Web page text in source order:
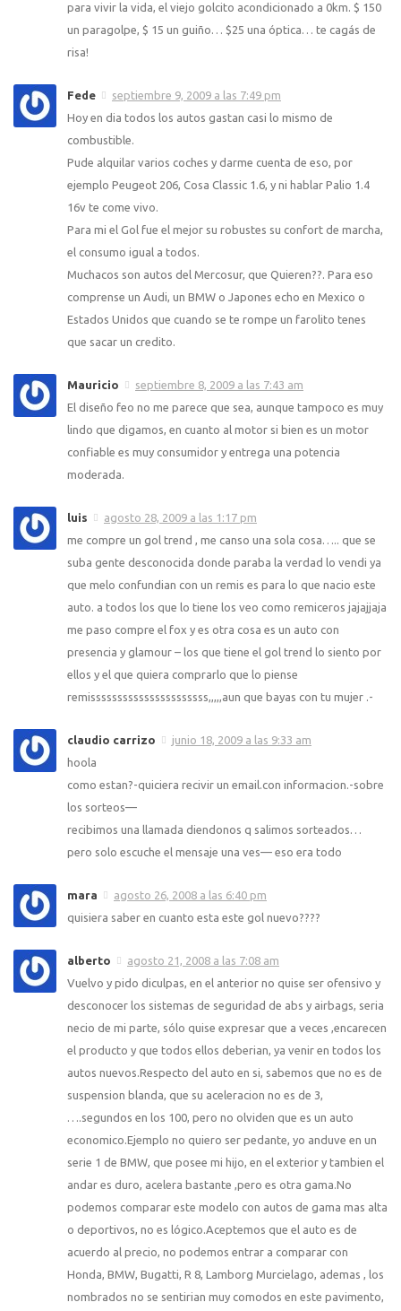
para vivir la vida, el viejo golcito acondicionado a 0km. $ 150
un paragolpe, $ 15 un guiño… $25 una óptica… te cagás de
risa!
Fede
septiembre 9, 2009 a las 7:49 pm
Hoy en dia todos los autos gastan casi lo mismo de
combustible.
Pude alquilar varios coches y darme cuenta de eso, por
ejemplo Peugeot 206, Cosa Classic 1.6, y ni hablar Palio 1.4
16v te come vivo.
Para mi el Gol fue el mejor su robustes su confort de marcha,
el consumo igual a todos.
Muchacos son autos del Mercosur, que Quieren??. Para eso
comprense un Audi, un BMW o Japones echo en Mexico o
Estados Unidos que cuando se te rompe un farolito tenes
que sacar un credito.
Mauricio
septiembre 8, 2009 a las 7:43 am
El diseño feo no me parece que sea, aunque tampoco es muy
lindo que digamos, en cuanto al motor si bien es un motor
confiable es muy consumidor y entrega una potencia
moderada.
luis
agosto 28, 2009 a las 1:17 pm
me compre un gol trend , me canso una sola cosa….. que se
suba gente desconocida donde paraba la verdad lo vendi ya
que melo confundian con un remis es para lo que nacio este
auto. a todos los que lo tiene los veo como remiceros jajajjaja
me paso compre el fox y es otra cosa es un auto con
presencia y glamour – los que tiene el gol trend lo siento por
ellos y el que quiera comprarlo que lo piense
remissssssssssssssssssssss,,,,,aun que bayas con tu mujer .-
claudio carrizo
junio 18, 2009 a las 9:33 am
hoola
como estan?-quiciera recivir un email.con informacion.-sobre
los sorteos—
recibimos una llamada diendonos q salimos sorteados…
pero solo escuche el mensaje una ves— eso era todo
mara
agosto 26, 2008 a las 6:40 pm
quisiera saber en cuanto esta este gol nuevo????
alberto
agosto 21, 2008 a las 7:08 am
Vuelvo y pido diculpas, en el anterior no quise ser ofensivo y
desconocer los sistemas de seguridad de abs y airbags, seria
necio de mi parte, sólo quise expresar que a veces ,encarecen
el producto y que todos ellos deberian, ya venir en todos los
autos nuevos.Respecto del auto en si, sabemos que no es de
suspension blanda, que su aceleracion no es de 3,
….segundos en los 100, pero no olviden que es un auto
economico.Ejemplo no quiero ser pedante, yo anduve en un
serie 1 de BMW, que posee mi hijo, en el exterior y tambien el
andar es duro, acelera bastante ,pero es otra gama.No
podemos comparar este modelo con autos de gama mas alta
o deportivos, no es lógico.Aceptemos que el auto es de
acuerdo al precio, no podemos entrar a comparar con
Honda, BMW, Bugatti, R 8, Lamborg Murcielago, ademas , los
nombrados no se sentirian muy comodos en este pavimento,